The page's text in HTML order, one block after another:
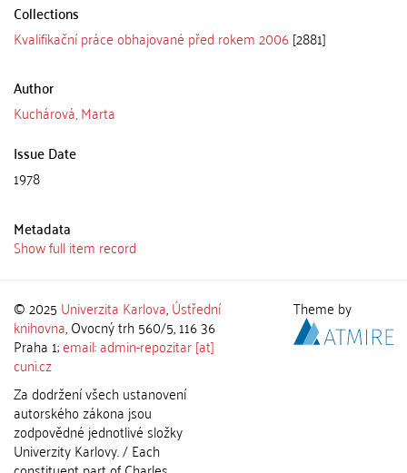
Collections
Kvalifikační práce obhajované před rokem 2006[2881]
Author
Kuchárová, Marta
Issue Date
1978
Metadata
Show full item record
© 2025 Univerzita Karlova,Ústřední
knihovna, Ovocný trh 560/5, 116 36
Praha 1;email: admin-repozitar [at]
cuni.cz
Za dodržení všech ustanovení
autorského zákona jsou
zodpovědné jednotlivé složky
Univerzity Karlovy. / Each
Theme by